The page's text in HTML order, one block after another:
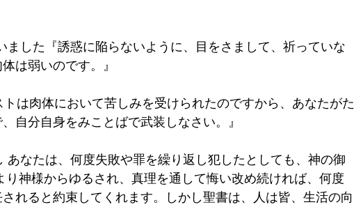
ました『誘惑に陥らないように、目をさまして、祈っていな
は弱いのです。』
は肉体において苦しみを受けられたのですから、あなたがた
自分自身をみことばで武装しなさい。』
あなたは、何度失敗や罪を繰り返し犯したとしても、神の御
り神様からゆるされ、真理を通して悔い改め続ければ、何度
れると約束してくれます。しかし聖書は、人は皆、生活の向